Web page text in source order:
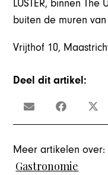
LUSTER, binnen
buiten de muren
Vrijthof 10,
Deel dit artikel:
Meer artikelen over:
Gastronomie